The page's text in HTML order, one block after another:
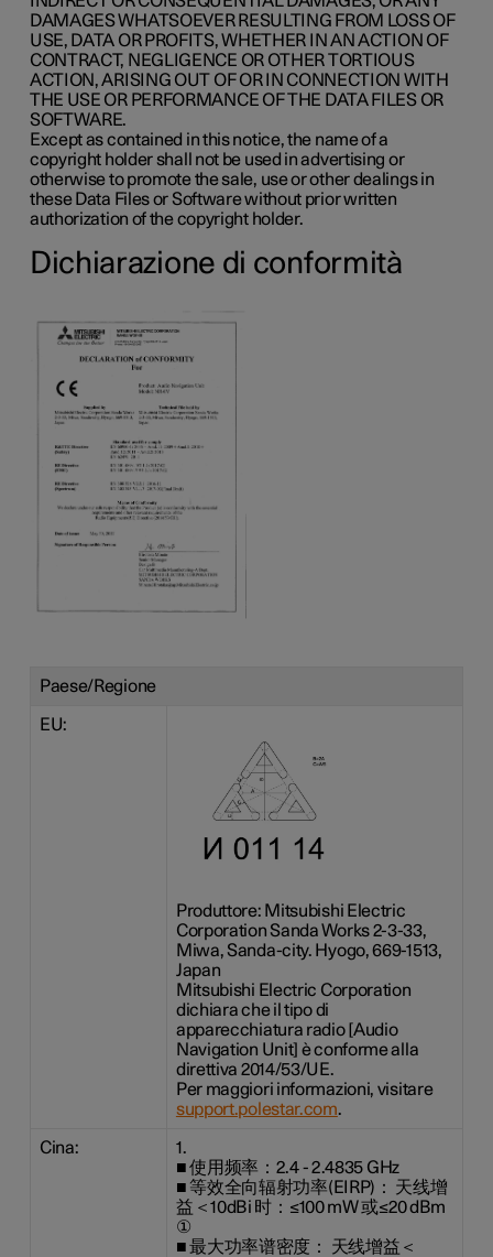
DAMAGES WHATSOEVER RESULTING FROM LOSS OF
USE, DATA OR PROFITS, WHETHER IN AN ACTION OF
CONTRACT, NEGLIGENCE OR OTHER TORTIOUS
ACTION, ARISING OUT OF OR IN CONNECTION WITH
THE USE OR PERFORMANCE OF THE DATA FILES OR
SOFTWARE.
Except as contained in this notice, the name of a
copyright holder shall not be used in advertising or
otherwise to promote the sale, use or other dealings in
these Data Files or Software without prior written
authorization of the copyright holder.
Dichiarazione di conformità
Paese/Regione
EU:
Produttore: Mitsubishi Electric
Corporation Sanda Works 2-3-33,
Miwa, Sanda-city. Hyogo, 669-1513,
Japan
Mitsubishi Electric Corporation
dichiara che il tipo di
apparecchiatura radio [Audio
Navigation Unit] è conforme alla
direttiva 2014/53/UE.
Per maggiori informazioni, visitare
support.polestar.com.
Cina:
1.
■ 使用频率：2.4 - 2.4835 GHz
■ 等效全向辐射功率(EIRP)： 天线增
益＜10dBi 时：≤100 mW 或≤20 dBm
①
■ 最大功率谱密度： 天线增益＜